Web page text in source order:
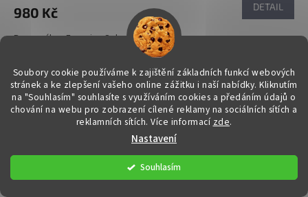
Soubory cookie používáme k zajištění základních funkcí webových
stránek a ke zlepšení vašeho online zážitku i naší nabídky. Kliknutím
na "Souhlasím" souhlasíte s využíváním cookies a předáním údajů o
chování na webu pro zobrazení cílené reklamy na sociálních sítích a
reklamních sítích. Více informací zde.
Nastavení
Souhlasím
980 Kč DETAIL
Rovnováha - Energie - Sebevědomí
Kód: 31365